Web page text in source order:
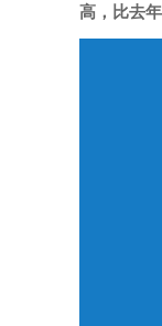
高，比去